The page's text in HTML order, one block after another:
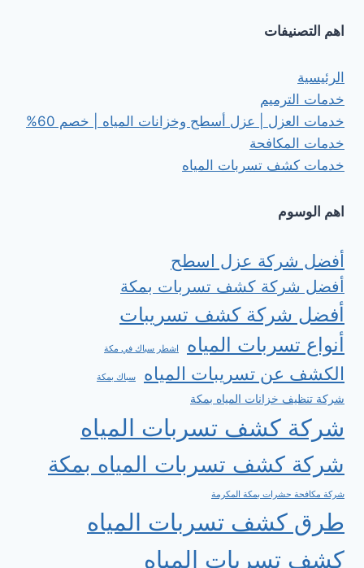
اهم التصنيفات
الرئيسية
خدمات الترميم
خدمات العزل | عزل أسطح وخزانات المياه | خصم 60%
خدمات المكافحة
خدمات كشف تسربات المياه
اهم الوسوم
أفضل شركة عزل اسطح
أفضل شركة كشف تسربات بمكة
أفضل شركة كشف تسريبات
أنواع تسربات المياه
اشطر سباك في مكة
الكشف عن تسريبات المياه سباك بمكة
شركة تنظيف خزانات المياه بمكة
شركة كشف تسربات المياه
شركة كشف تسربات المياه بمكة
شركة مكافحة حشرات بمكة المكرمة
طرق كشف تسربات المياه
كشف تسربات المياه